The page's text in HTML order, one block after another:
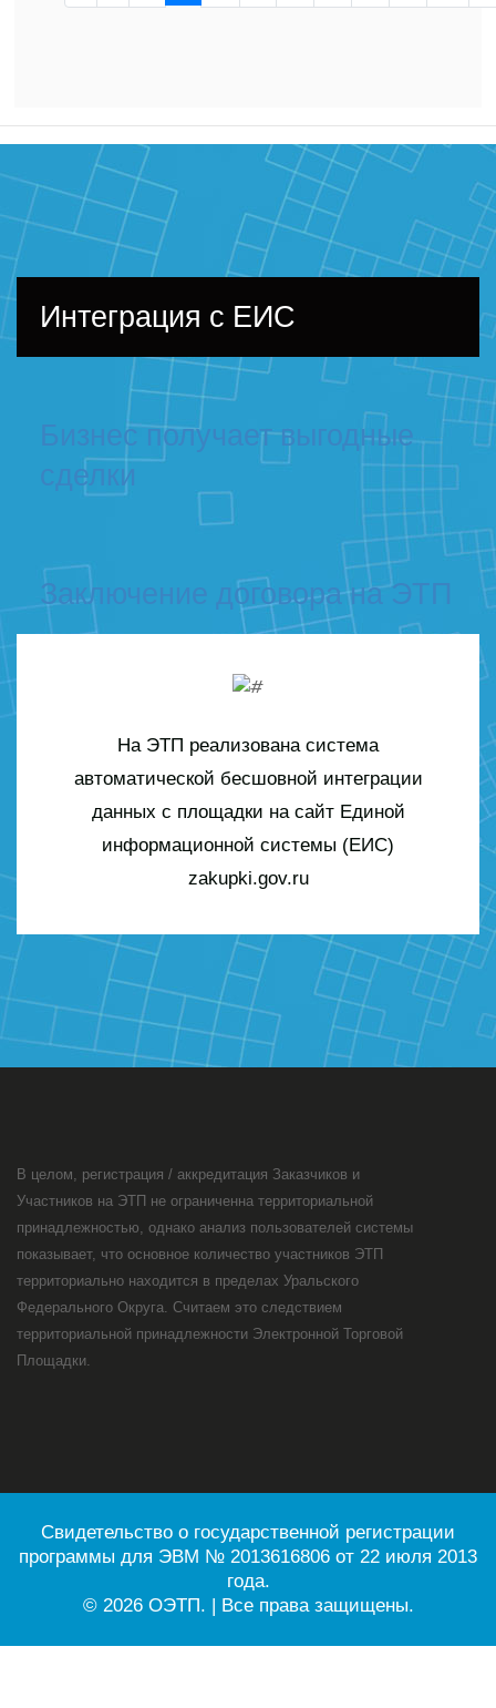
Интеграция с ЕИС
Бизнес получает выгодные
сделки
Заключение договора на ЭТП
На ЭТП реализована система
автоматической бесшовной интеграции
данных с площадки на сайт Единой
информационной системы (ЕИС)
zakupki.gov.ru
В целом, регистрация / аккредитация Заказчиков и
Участников на ЭТП не ограниченна территориальной
принадлежностью, однако анализ пользователей системы
показывает, что основное количество участников ЭТП
территориально находится в пределах Уральского
Федерального Округа. Считаем это следствием
территориальной принадлежности Электронной Торговой
Площадки.
Свидетельство о государственной регистрации
программы для ЭВМ № 2013616806 от 22 июля 2013
года.
© 2026 ОЭТП. | Все права защищены.